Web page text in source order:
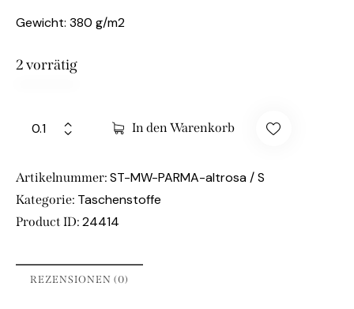
Gewicht: 380 g/m2
2 vorrätig
In den Warenkorb
Artikelnummer: ST-MW-PARMA-altrosa / S
Kategorie: Taschenstoffe
Product ID: 24414
REZENSIONEN (0)